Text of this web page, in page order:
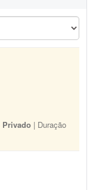
Privado | Duração